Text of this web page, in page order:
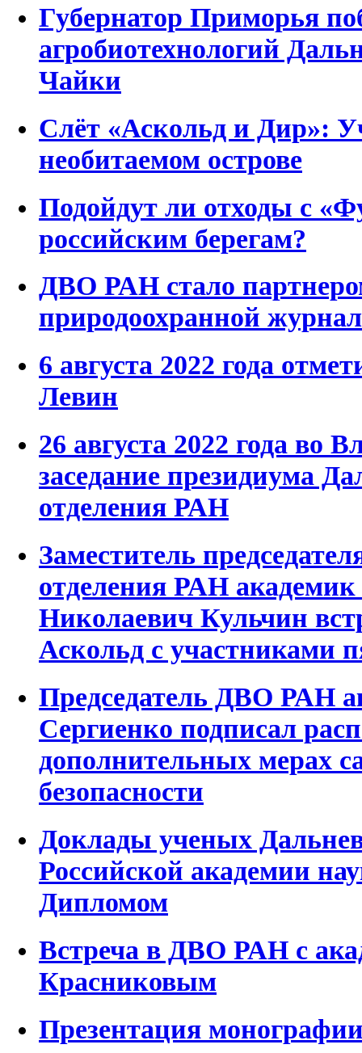
Губернатор Приморья
агробиотехнологий
Чайки
Слёт «Аскольд и Дир»:
необитаемом острове
Подойдут ли отходы с
российским берегам?
ДВО РАН стало
природоохранной
6 августа 2022 года
Левин
26 августа 2022 года во
заседание президиума
отделения РАН
Заместитель
отделения РАН
Николаевич Кульчин
Аскольд с участниками
Председатель ДВО РАН
Сергиенко подписал
дополнительных мерах
безопасности
Доклады ученых
Российской академии
Дипломом
Встреча в ДВО РАН с
Красниковым
Презентация